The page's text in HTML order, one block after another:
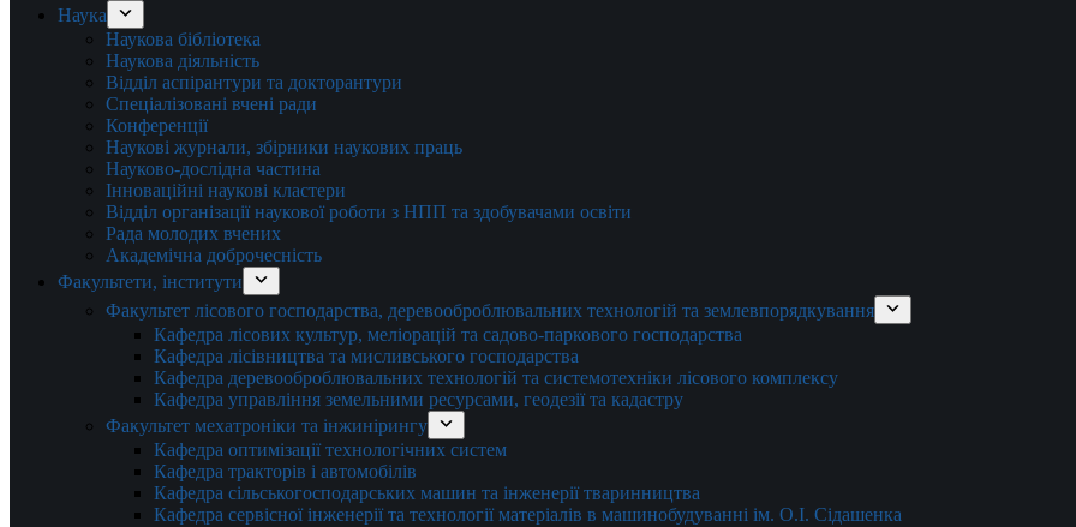
Наука
Наукова бібліотека
Наукова діяльність
Відділ аспірантури та докторантури
Спеціалізовані вчені ради
Конференції
Наукові журнали, збірники наукових праць
Науково-дослідна частина
Інноваційні наукові кластери
Відділ організації наукової роботи з НПП та здобувачами освіти
Рада молодих вчених
Академічна доброчесність
Факультети, інститути
Факультет лісового господарства, деревооброблювальних технологій та землевпорядкування
Кафедра лісових культур, меліорацій та садово-паркового господарства
Кафедра лісівництва та мисливського господарства
Кафедра деревооброблювальних технологій та системотехніки лісового комплексу
Кафедра управління земельними ресурсами, геодезії та кадастру
Факультет мехатроніки та інжинірингу
Кафедра оптимізації технологічних систем
Кафедра тракторів і автомобілів
Кафедра сільськогосподарських машин та інженерії тваринництва
Кафедра cервісної інженерії та технології матеріалів в машинобудуванні ім. О.І. Сідашенка